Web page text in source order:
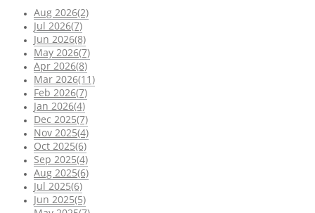
Aug 2026(2)
Jul 2026(7)
Jun 2026(8)
May 2026(7)
Apr 2026(8)
Mar 2026(11)
Feb 2026(7)
Jan 2026(4)
Dec 2025(7)
Nov 2025(4)
Oct 2025(6)
Sep 2025(4)
Aug 2025(6)
Jul 2025(6)
Jun 2025(5)